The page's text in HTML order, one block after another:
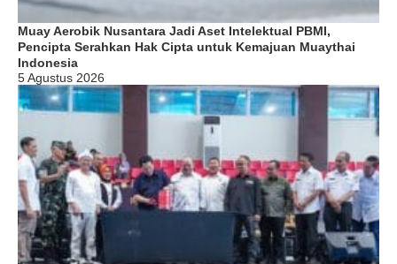
Muay Aerobik Nusantara Jadi Aset Intelektual PBMI,
Pencipta Serahkan Hak Cipta untuk Kemajuan Muaythai
Indonesia
5 Agustus 2026